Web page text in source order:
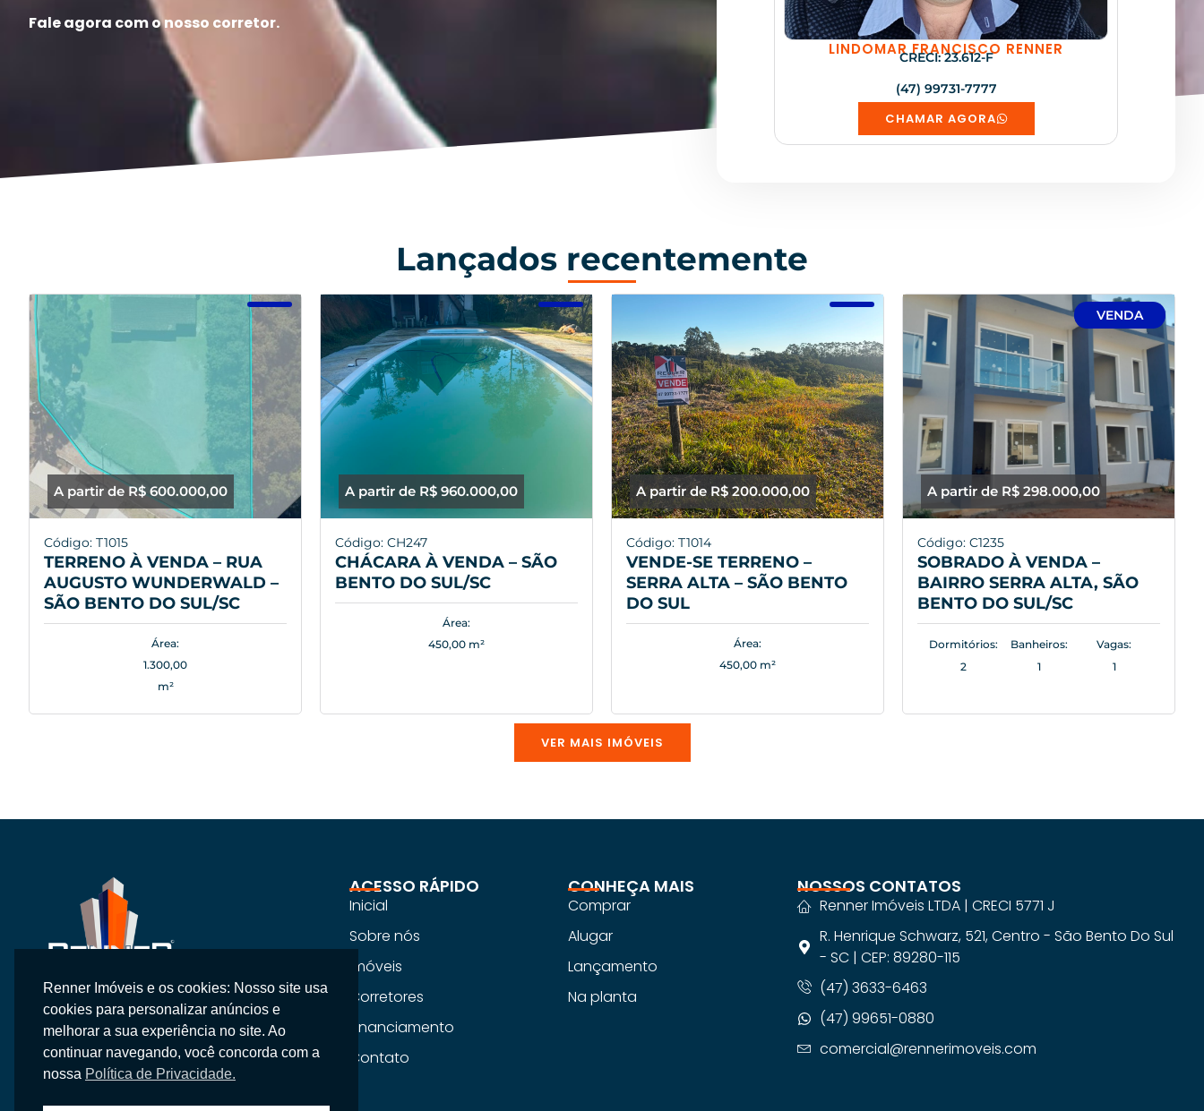
Fale agora com o nosso corretor.
LINDOMAR FRANCISCO RENNER
CRECI: 23.612-F
(47) 99731-7777
CHAMAR AGORA
Lançados recentemente
A partir de R$ 600.000,00
Código: T1015
TERRENO À VENDA – RUA
AUGUSTO WUNDERWALD –
SÃO BENTO DO SUL/SC
Área:
1.300,00
m²
A partir de R$ 960.000,00
Código: CH247
CHÁCARA À VENDA – SÃO
BENTO DO SUL/SC
Área:
450,00 m²
A partir de R$ 200.000,00
Código: T1014
VENDE-SE TERRENO –
SERRA ALTA – SÃO BENTO
DO SUL
Área:
450,00 m²
A partir de R$ 298.000,00
VENDA
Código: C1235
SOBRADO À VENDA –
BAIRRO SERRA ALTA, SÃO
BENTO DO SUL/SC
Dormitórios:
2
Banheiros:
1
Vagas:
1
VER MAIS IMÓVEIS
Na Renner Imobiliária, não vendemos
apenas imóveis, entregamos segurança,
confiança e um atendimento
personalizado.
ACESSO RÁPIDO
Inicial
Sobre nós
Imóveis
Corretores
Financiamento
Contato
CONHEÇA MAIS
Comprar
Alugar
Lançamento
Na planta
NOSSOS CONTATOS
Renner Imóveis LTDA | CRECI 5771 J
R. Henrique Schwarz, 521, Centro - São Bento Do Sul
- SC | CEP: 89280-115
(47) 3633-6463
(47) 99651-0880
comercial@rennerimoveis.com
Renner Imóveis e os cookies: Nosso site usa
cookies para personalizar anúncios e
melhorar a sua experiência no site. Ao
continuar navegando, você concorda com a
nossa Política de Privacidade.